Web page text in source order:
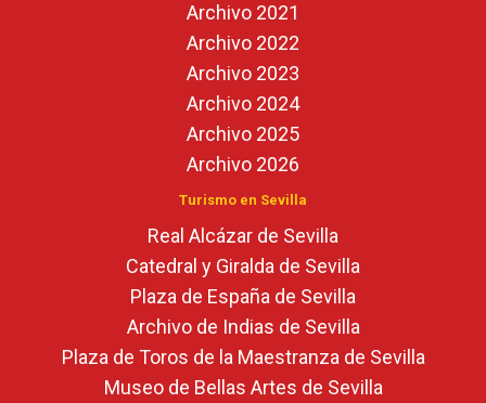
Archivo 2021
Archivo 2022
Archivo 2023
Archivo 2024
Archivo 2025
Archivo 2026
Turismo en Sevilla
Real Alcázar de Sevilla
Catedral y Giralda de Sevilla
Plaza de España de Sevilla
Archivo de Indias de Sevilla
Plaza de Toros de la Maestranza de Sevilla
Museo de Bellas Artes de Sevilla